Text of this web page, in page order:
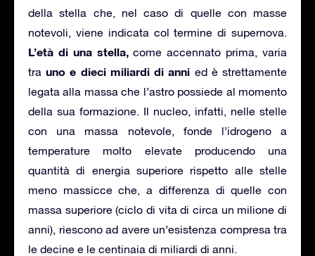
della stella che, nel caso di quelle con masse
notevoli, viene indicata col termine di supernova.
L’età di una stella,come accennato prima, varia
trauno e dieci miliardi di anni ed è strettamente
legata alla massa che l’astro possiede al momento
della sua formazione. Il nucleo, infatti, nelle stelle
con una massa notevole, fonde l’idrogeno a
temperature molto elevate producendo una
quantità di energia superiore rispetto alle stelle
meno massicce che, a differenza di quelle con
massa superiore (ciclo di vita di circa un milione di
anni), riescono ad avere un’esistenza compresa tra
le decine e le centinaia di miliardi di anni.